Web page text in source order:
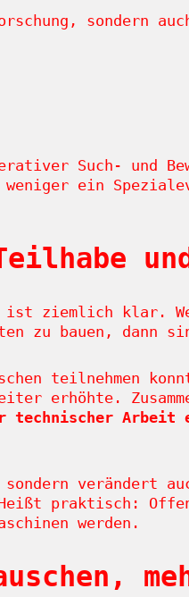
sondern
Such- und
ein
ziemlich klar.
zu bauen, dann
teilnehmen
erhöhte.
technischer
verändert
praktisch:
werden.